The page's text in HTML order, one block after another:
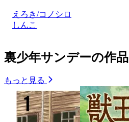
えろき/コノシロ
しんこ
裏少年サンデーの作品
もっと見る